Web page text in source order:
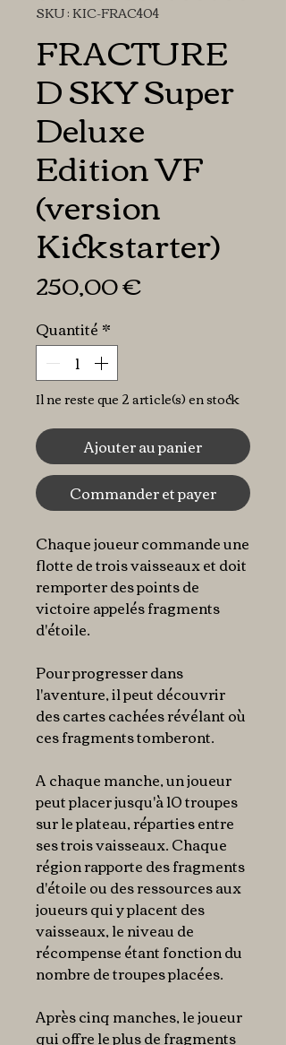
SKU : KIC-FRAC404
FRACTURE
D SKY Super
Deluxe
Edition VF
(version
Kickstarter)
250,00 €Prix
Quantité *
Il ne reste que 2 article(s) en stock
Ajouter au panier
Commander et payer
Chaque joueur commande une
flotte de trois vaisseaux et doit
remporter des points de
victoire appelés fragments
d'étoile.
Pour progresser dans
l'aventure, il peut découvrir
des cartes cachées révélant où
ces fragments tomberont.
A chaque manche, un joueur
peut placer jusqu'à 10 troupes
sur le plateau, réparties entre
ses trois vaisseaux. Chaque
région rapporte des fragments
d'étoile ou des ressources aux
joueurs qui y placent des
vaisseaux, le niveau de
récompense étant fonction du
nombre de troupes placées.
Après cinq manches, le joueur
qui offre le plus de fragments